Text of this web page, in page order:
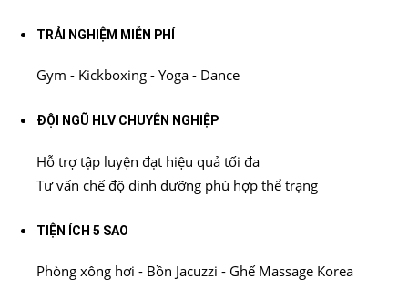
TRẢI NGHIỆM MIỄN PHÍ
Gym - Kickboxing - Yoga - Dance
ĐỘI NGŨ HLV CHUYÊN NGHIỆP
Hỗ trợ tập luyện đạt hiệu quả tối đa
Tư vấn chế độ dinh dưỡng phù hợp thể trạng
TIỆN ÍCH 5 SAO
Phòng xông hơi - Bồn Jacuzzi - Ghế Massage Korea